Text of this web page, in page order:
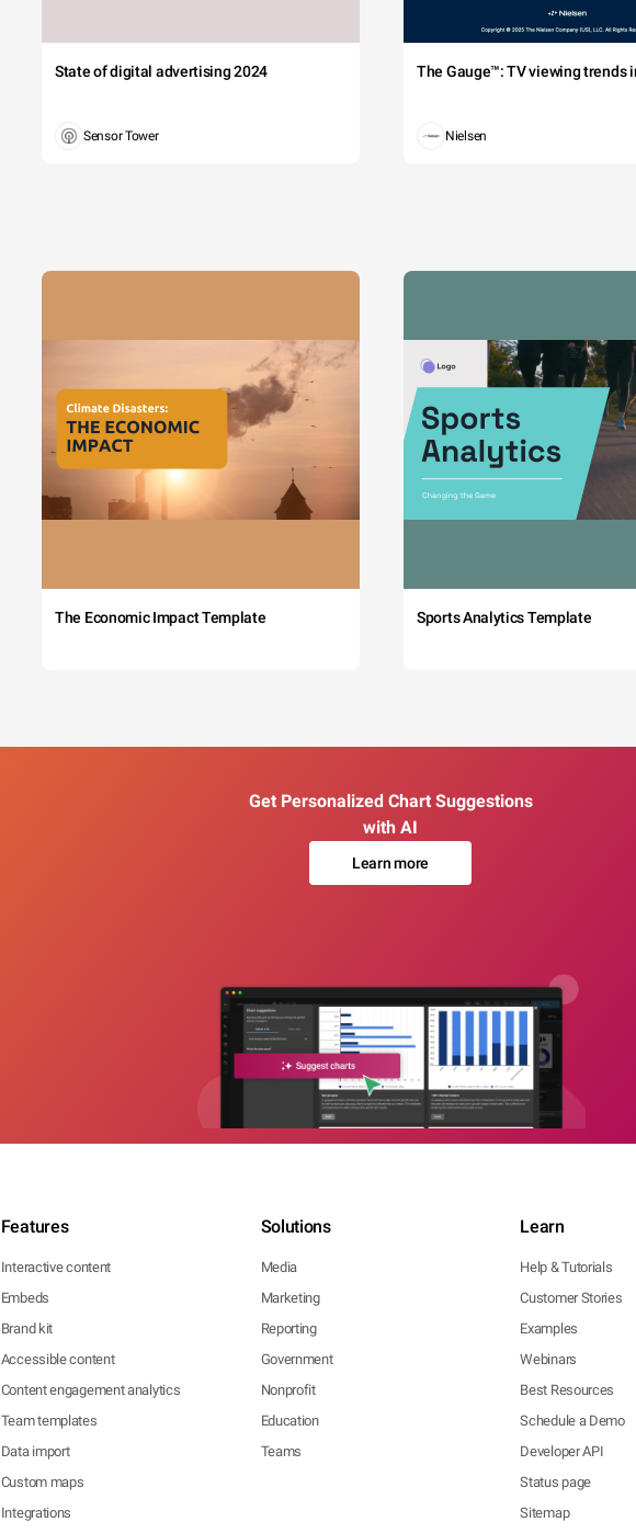
State of digital advertising 2024
Sensor Tower
The Gauge™: TV viewing trends
Nielsen
The Economic Impact Template Sports Analytics Template
Get Personalized Chart Suggestions
with AI
Learn more
Features
Interactive content
Embeds
Brand kit
Accessible content
Content engagement analytics
Team templates
Data import
Custom maps
Integrations
Solutions
Media
Marketing
Reporting
Government
Nonprofit
Education
Teams
Learn
Help & Tutorials
Customer Stories
Examples
Webinars
Best Resources
Schedule a Demo
Developer API
Status page
Sitemap